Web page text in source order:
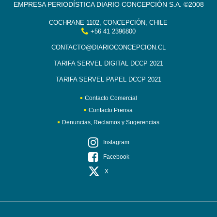
EMPRESA PERIODÍSTICA DIARIO CONCEPCIÓN S.A. ©2008
COCHRANE 1102, CONCEPCIÓN, CHILE
+56 41 2396800
CONTACTO@DIARIOCONCEPCION.CL
TARIFA SERVEL DIGITAL DCCP 2021
TARIFA SERVEL PAPEL DCCP 2021
Contacto Comercial
Contacto Prensa
Denuncias, Reclamos y Sugerencias
Instagram
Facebook
X